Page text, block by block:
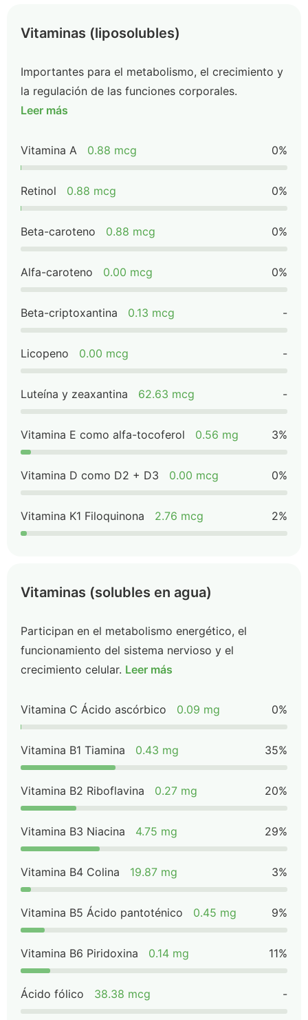
Vitaminas (liposolubles)
Importantes para el metabolismo, el crecimiento y
la regulación de las funciones corporales.
Leer más
Vitamina A 0.88 mcg 0%
Retinol 0.88 mcg 0%
Beta-caroteno 0.88 mcg 0%
Alfa-caroteno 0.00 mcg 0%
Beta-criptoxantina 0.13 mcg -
Licopeno 0.00 mcg -
Luteína y zeaxantina 62.63 mcg -
Vitamina E como alfa-tocoferol 0.56 mg 3%
Vitamina D como D2 + D3 0.00 mcg 0%
Vitamina K1 Filoquinona 2.76 mcg 2%
Vitaminas (solubles en agua)
Participan en el metabolismo energético, el
funcionamiento del sistema nervioso y el
crecimiento celular. Leer más
Vitamina C Ácido ascórbico 0.09 mg 0%
Vitamina B1 Tiamina 0.43 mg 35%
Vitamina B2 Riboflavina 0.27 mg 20%
Vitamina B3 Niacina 4.75 mg 29%
Vitamina B4 Colina 19.87 mg 3%
Vitamina B5 Ácido pantoténico 0.45 mg 9%
Vitamina B6 Piridoxina 0.14 mg 11%
Ácido fólico 38.38 mcg -